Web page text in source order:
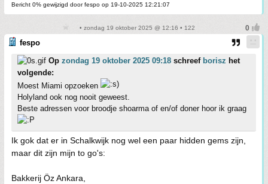
Bericht 0% gewijzigd door fespo op 19-10-2025 12:21:07
• zondag 19 oktober 2025 @ 12:16 • 122
fespo
Op zondag 19 oktober 2025 09:18 schreef borisz het
volgende:
Moest Miami opzoeken
Holyland ook nog nooit geweest.
Beste adressen voor broodje shoarma of en/of doner hoor ik graag
Ik gok dat er in Schalkwijk nog wel een paar hidden gems zijn,
maar dit zijn mijn to go's:
Bakkerij Öz Ankara,